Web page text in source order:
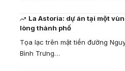
La Astoria: dự án tại một
lòng thành phố
Tọa lạc trên mặt tiền đường
Bình Trưng…